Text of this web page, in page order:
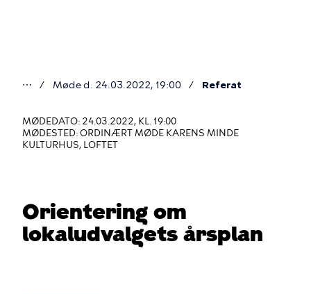
er
her
⋯ Møde d. 24.03.2022, 19:00 Referat
MØDEDATO: 24.03.2022, KL. 19:00
MØDESTED: ORDINÆRT MØDE KARENS MINDE
KULTURHUS, LOFTET
Orientering om
lokaludvalgets årsplan